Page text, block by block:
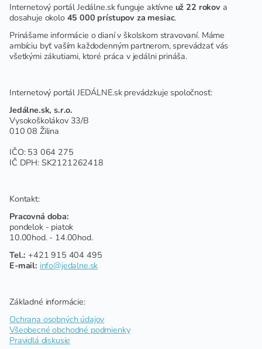
Internetový portál Jedálne.sk funguje aktívne už 22 rokova
dosahuje okolo 45 000 prístupov za mesiac.
Prinášame informácie o dianí v školskom stravovaní. Máme
ambíciu byť vaším každodenným partnerom, sprevádzať vás
všetkými zákutiami, ktoré práca v jedálni prináša.
Internetový portál JEDÁLNE.sk prevádzkuje spoločnosť:
Jedálne.sk, s.r.o.
Vysokoškolákov 33/B
010 08 Žilina
IČO: 53 064 275
IČ DPH: SK2121262418
Kontakt:
Pracovná doba:
pondelok - piatok
10.00hod. - 14.00hod.
Tel.: +421 915 404 495
E-mail: info@jedalne.sk
Základné informácie:
Ochrana osobných údajov
Všeobecné obchodné podmienky
Pravidlá diskusie